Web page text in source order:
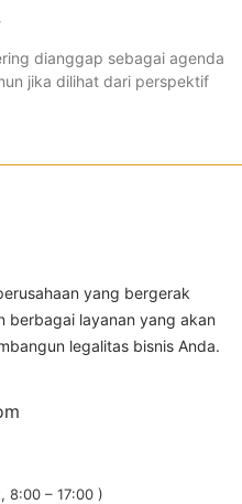
dianggap sebagai agenda
jika dilihat dari perspektif
yang bergerak
berbagai layanan yang akan
legalitas bisnis Anda.
8:00 – 17:00 )